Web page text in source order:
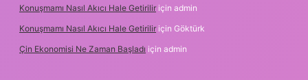
Konuşmamı Nasıl Akıcı Hale Getirilir için admin
Konuşmamı Nasıl Akıcı Hale Getirilir için Göktürk
Çin Ekonomisi Ne Zaman Başladı için admin